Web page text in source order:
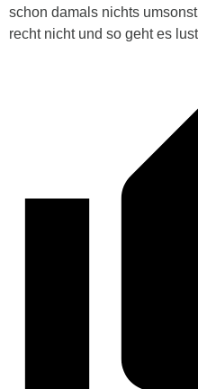
schon damals nichts
recht nicht und so geht es